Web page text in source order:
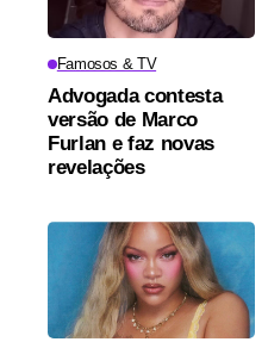
Famosos & TV
Advogada contesta
versão de Marco
Furlan e faz novas
revelações